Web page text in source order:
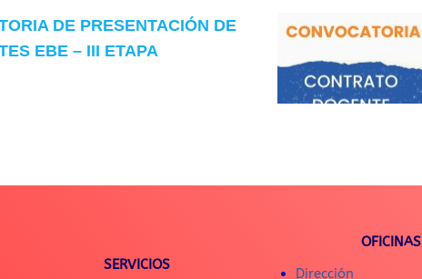
DE PRESENTACIÓN DE
EBE – III ETAPA
SERVICIOS
OFICINAS
Dirección